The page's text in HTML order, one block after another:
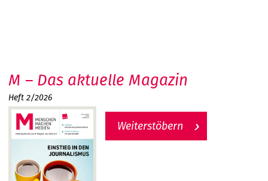
M – Das aktuelle Magazin
Heft 2/2026
Weiterstöbern